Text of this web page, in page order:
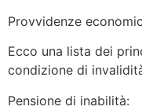
Provvidenze
Ecco una lista dei
condizione di
Pensione di inabilità: